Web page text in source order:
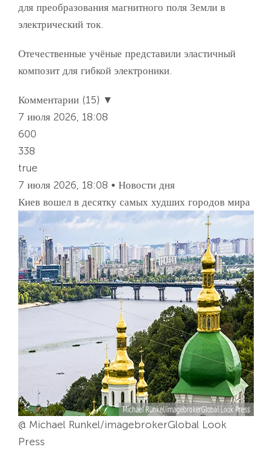
для преобразования магнитного поля Земли в
электрический ток.
Отечественные учёные представили эластичный
композит для гибкой электроники.
Комментарии (15) ▼
7 июля 2026, 18:08
600
338
true
7 июля 2026, 18:08 • Новости дня
Киев вошел в десятку самых худших городов мира
@ Michael Runkel/imagebrokerGlobal Look
Press